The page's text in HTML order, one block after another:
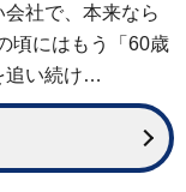
社で、本来なら
頃にはもう「60歳
追い続け…